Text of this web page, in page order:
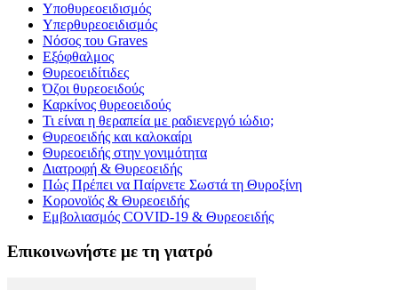
Υποθυρεοειδισμός
Υπερθυρεοειδισμός
Νόσος του Graves
Εξόφθαλμος
Θυρεοειδίτιδες
Όζοι θυρεοειδούς
Καρκίνος θυρεοειδούς
Τι είναι η θεραπεία με ραδιενεργό ιώδιο;
Θυρεοειδής και καλοκαίρι
Θυρεοειδής στην γονιμότητα
Διατροφή & Θυρεοειδής
Πώς Πρέπει να Παίρνετε Σωστά τη Θυροξίνη
Κορονοϊός & Θυρεοειδής
Εμβολιασμός COVID-19 & Θυρεοειδής
Επικοινωνήστε με τη γιατρό